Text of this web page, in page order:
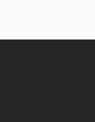
額高達 42.1